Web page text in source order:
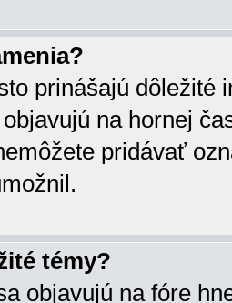
prinášajú dôležité
na hornej
pridávať
témy?
objavujú na fóre